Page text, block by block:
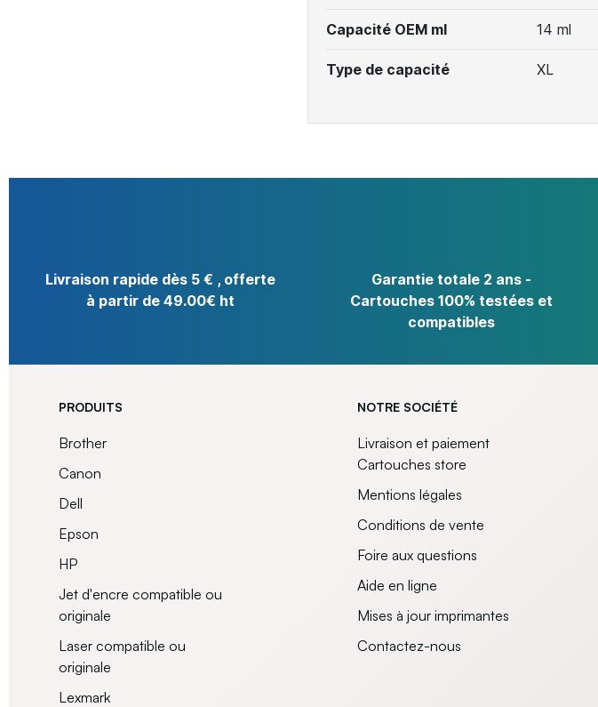
Capacité OEM ml 14 ml
Type de capacité XL
Livraison rapide dès 5 € , offerte
à partir de 49.00€ ht
Garantie totale 2 ans -
Cartouches 100% testées et
compatibles
PRODUITS
Brother
Canon
Dell
Epson
HP
Jet d'encre compatible ou
originale
Laser compatible ou
originale
Lexmark
NOTRE SOCIÉTÉ
Livraison et paiement
Cartouches store
Mentions légales
Conditions de vente
Foire aux questions
Aide en ligne
Mises à jour imprimantes
Contactez-nous